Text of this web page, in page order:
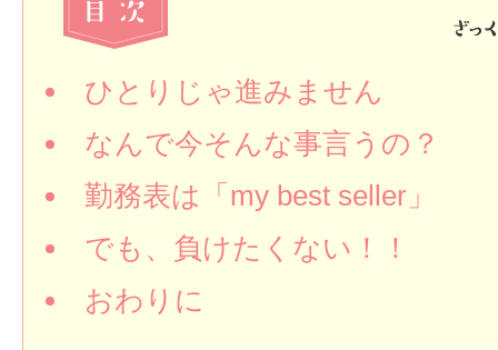
ひとりじゃ進みません
なんで今そんな事言うの？
勤務表は「my best seller」
でも、負けたくない！！
おわりに